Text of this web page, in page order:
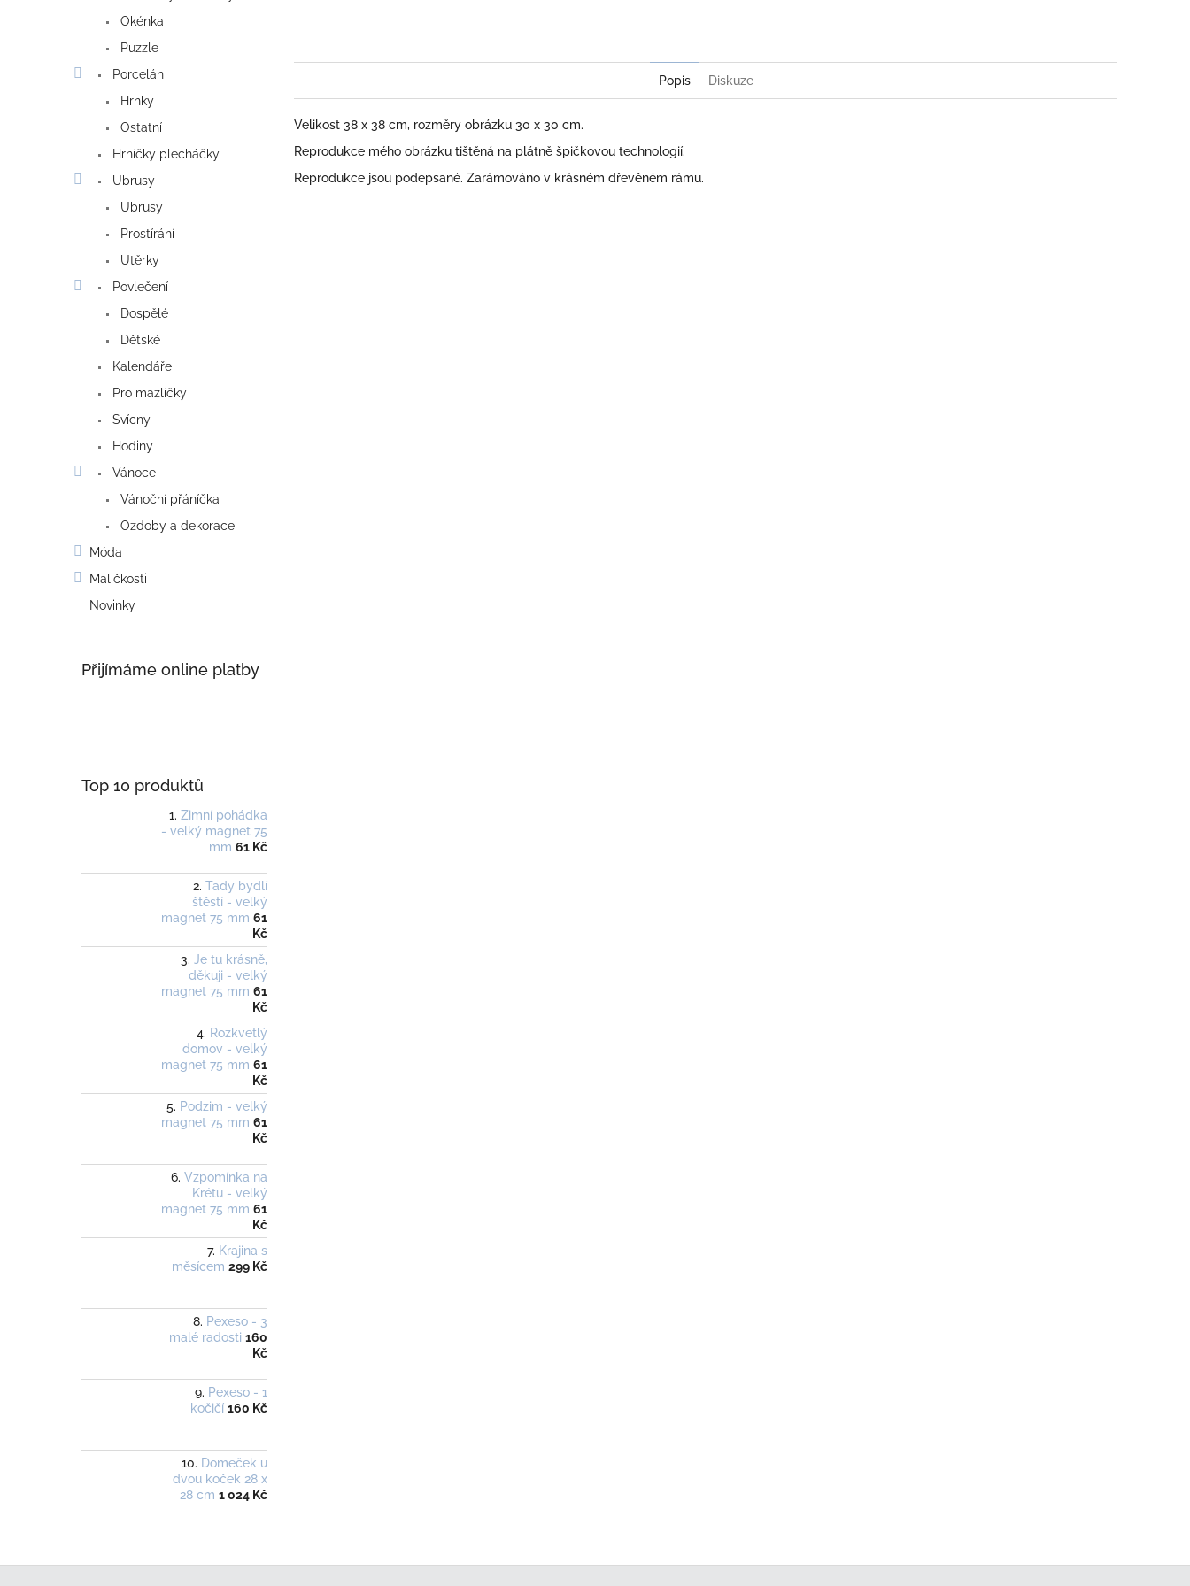
Okénka
Puzzle
Porcelán
Hrnky
Ostatní
Hrníčky plecháčky
Ubrusy
Ubrusy
Prostírání
Utěrky
Povlečení
Dospělé
Dětské
Kalendáře
Pro mazlíčky
Svícny
Hodiny
Vánoce
Vánoční přáníčka
Ozdoby a dekorace
Móda
Maličkosti
Novinky
Přijímáme online platby
Top 10 produktů
Zimní pohádka
- velký magnet 75
mm 61 Kč
Tady bydlí
štěstí - velký
magnet 75 mm 61
Kč
Je tu krásně,
děkuji - velký
magnet 75 mm 61
Kč
Rozkvetlý
domov - velký
magnet 75 mm 61
Kč
Podzim - velký
magnet 75 mm 61
Kč
Vzpomínka na
Krétu - velký
magnet 75 mm 61
Kč
Krajina s
měsícem 299 Kč
Pexeso - 3
malé radosti 160
Kč
Pexeso - 1
kočičí 160 Kč
Domeček u
dvou koček 28 x
28 cm 1 024 Kč
Popis Diskuze
Velikost 38 x 38 cm, rozměry obrázku 30 x 30 cm.
Reprodukce mého obrázku tištěná na plátně špičkovou technologií.
Reprodukce jsou podepsané. Zarámováno v krásném dřevěném rámu.